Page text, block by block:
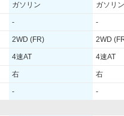
ガソリン ガソリン
- -
2WD (FR) 2WD
4速AT 4速AT
右 右
- -